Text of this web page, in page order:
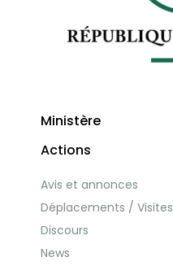
Ministère
Actions
Avis et annonces
Déplacements / Visites
Discours
News